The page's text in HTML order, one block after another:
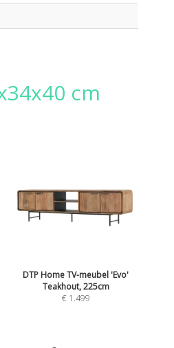
cm
DTP Home TV-meubel 'Evo'
Teakhout, 225cm
€ 1.499